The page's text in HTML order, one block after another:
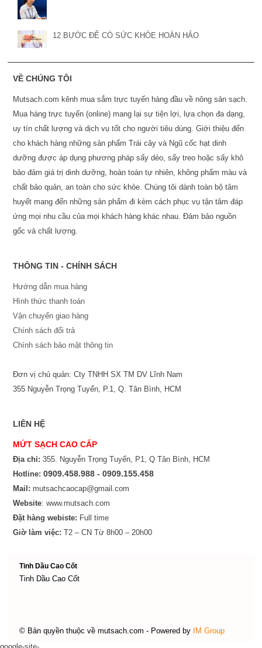
Tinh Dầu Cao Cốt
Tinh Dầu Cao Cốt
12 BƯỚC ĐỂ CÓ SỨC KHỎE HOÀN HẢO
VỀ CHÚNG TÔI
Mutsach.com kênh mua sắm trực tuyến hàng đầu về nông sản sạch.
Mua hàng trực tuyến (online) mang lại sự tiện lợi, lựa chọn đa dạng,
uy tín chất lượng và dịch vụ tốt cho người tiêu dùng. Giới thiệu đến
cho khách hàng những sản phẩm Trái cây và Ngũ cốc hạt dinh
dưỡng được áp dụng phương pháp sấy dẻo, sấy treo hoặc sấy khô
bảo đảm giá trị dinh dưỡng, hoàn toàn tự nhiên, không phẩm màu và
chất bảo quản, an toàn cho sức khỏe. Chúng tôi dành toàn bộ tâm
huyết mang đến những sản phẩm đi kèm cách phục vụ tận tâm đáp
ứng mọi nhu cầu của mọi khách hàng khác nhau. Đảm bảo nguồn
gốc và chất lượng.
THÔNG TIN - CHÍNH SÁCH
Hướng dẫn mua hàng
Hình thức thanh toán
Vận chuyển giao hàng
Chính sách đổi trả
Chính sách bảo mật thông tin
Đơn vị chủ quản: Cty TNHH SX TM DV Lĩnh Nam
355 Nguyễn Trọng Tuyển, P.1, Q. Tân Bình, HCM
LIÊN HỆ
MỨT SẠCH CAO CẤP
Địa chỉ: 355. Nguyễn Trọng Tuyển, P1, Q Tân Bình, HCM
Hotline: 0909.458.988 - 0909.155.458
Mail: mutsachcaocap@gmail.com
Website: www.mutsach.com
Đặt hàng webiste: Full time
Giờ làm việc: T2 – CN Từ 8h00 – 20h00
© Bản quyền thuộc về mutsach.com - Powered by IM Group
google-site-